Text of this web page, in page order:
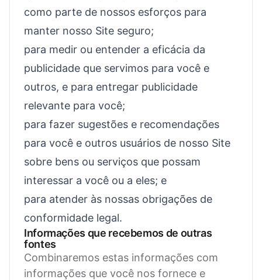
como parte de nossos esforços para
manter nosso Site seguro;
para medir ou entender a eficácia da
publicidade que servimos para você e
outros, e para entregar publicidade
relevante para você;
para fazer sugestões e recomendações
para você e outros usuários de nosso Site
sobre bens ou serviços que possam
interessar a você ou a eles; e
para atender às nossas obrigações de
conformidade legal.
Informações que recebemos de outras
fontes
Combinaremos estas informações com
informações que você nos fornece e